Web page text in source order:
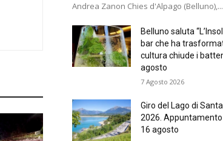
Andrea Zanon Chies d'Alpago (Belluno),...
Belluno saluta
bar che ha
cultura chiude i
agosto
7 Agosto 2026
Giro del Lago di
2026.
16 agosto